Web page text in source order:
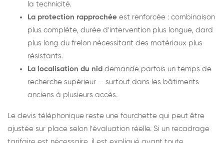
la technicité.
La protection rapprochée est renforcée : combinaison
plus complète, durée d'intervention plus longue, dard
plus long du frelon nécessitant des matériaux plus
résistants.
La localisation du nid demande parfois un temps de
recherche supérieur — surtout dans les bâtiments
anciens à plusieurs accès.
Le devis téléphonique reste une fourchette qui peut être
ajustée sur place selon l'évaluation réelle. Si un recadrage